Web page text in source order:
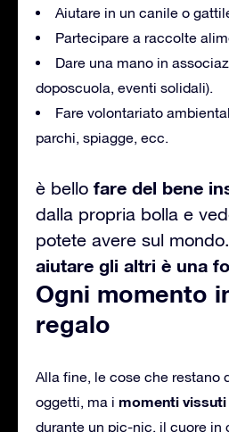
Aiutare in un canile o
Partecipare a raccolte
Dare una mano in
doposcuola, eventi solidali).
Fare volontariato
parchi, spiagge, ecc.
è bello fare del bene
dalla propria bolla e
potete avere sul
aiutare gli altri è una
Ogni momento
regalo
Alla fine, le cose che restano
oggetti, ma i momenti
durante un pic-nic, il cuore in